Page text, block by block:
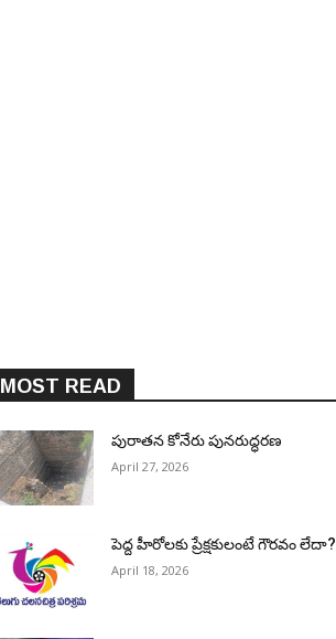
MOST READ
పురాత‌న కోనేరు పున‌రుద్ధ‌ర‌ణ
April 27, 2026
పెద్ద హీరోల‌కు ప్రేక్ష‌కులంటే గౌర‌వం లేదా?
April 18, 2026